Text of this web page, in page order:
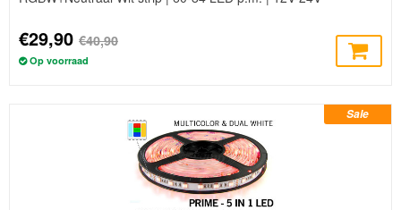
€29,90 €40,90
Op voorraad
Sale